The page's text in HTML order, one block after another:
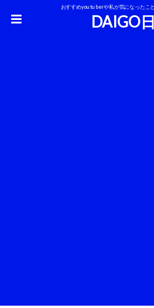
おすすめyoutuberや私が気になったこ
DAIGO